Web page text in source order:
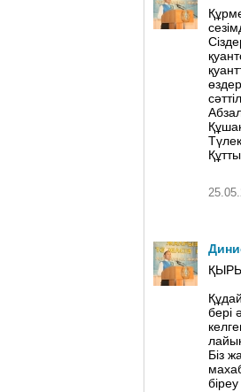
бері
Біз